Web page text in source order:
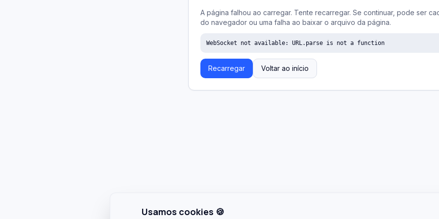
A página falhou ao carregar. Tente recarregar. Se continuar, pode ser
do navegador ou uma falha ao baixar o arquivo da página.
WebSocket not available: URL.parse is not a function
Recarregar Voltar ao início
Usamos cookies 🍪